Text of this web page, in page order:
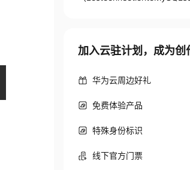
加入云驻计划，成为创
华为云周边好礼
免费体验产品
特殊身份标识
线下官方门票